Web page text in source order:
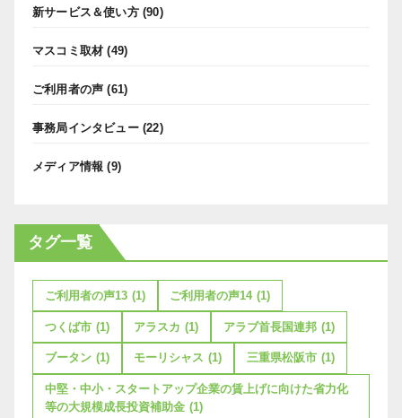
新サービス＆使い方(90)
マスコミ取材 (49)
ご利用者の声 (61)
事務局インタビュー(22)
メディア情報 (9)
タグ一覧
ご利用者の声13 (1) ご利用者の声14 (1)
つくば市 (1) アラスカ (1) アラブ首長国連邦 (1)
ブータン (1) モーリシャス (1) 三重県松阪市 (1)
中堅・中小・スタートアップ企業の賃上げに向けた省力化
等の大規模成長投資補助金 (1)